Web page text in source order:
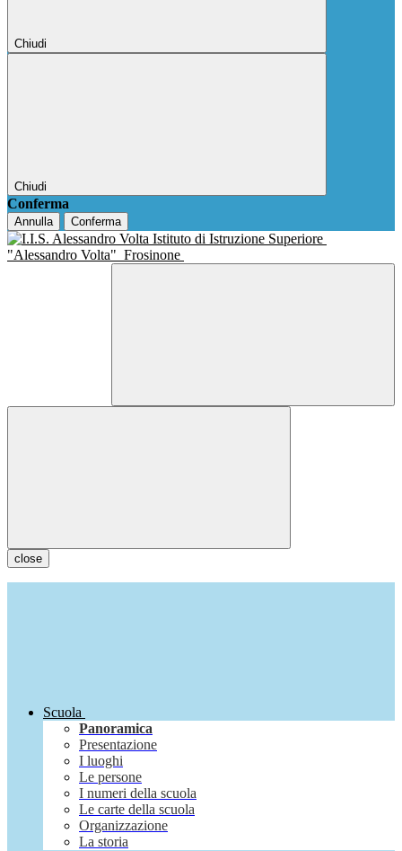
Chiudi
Chiudi
Conferma
Annulla Conferma
Istituto di Istruzione Superiore
"Alessandro Volta" Frosinone
close
Scuola
Panoramica
Presentazione
I luoghi
Le persone
I numeri della scuola
Le carte della scuola
Organizzazione
La storia